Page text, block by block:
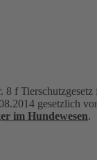
f
gesetzlich
im Hundewesen.